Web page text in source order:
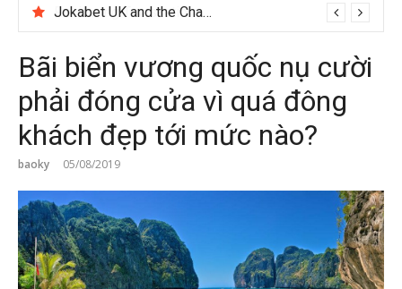
Jokabet UK and the Changing Expectations Around Slot Game Selection
Bãi biển vương quốc nụ cười
phải đóng cửa vì quá đông
khách đẹp tới mức nào?
baoky 05/08/2019